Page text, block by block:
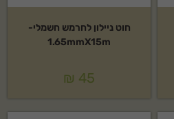
חוט ניילון לחרמש חשמלי-
1.65mmX15m
₪ 45